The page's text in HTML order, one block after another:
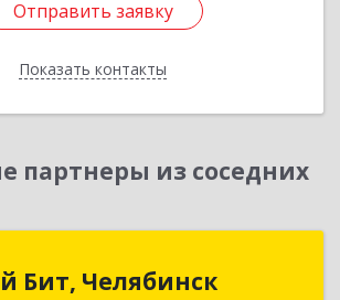
Отправить заявку
Показать контакты
Отправить заявку
Назад
партнеры из соседних
Бит, Челябинск
Бит, Челябинск